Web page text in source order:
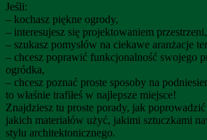
Jeśli:
– kochasz piękne ogrody,
– interesujesz się projektowaniem przestrzeni,
– szukasz pomysłów na ciekawe aranżacje
– chcesz poprawić funkcjonalność swojego
ogródka,
– chcesz poznać proste sposoby na
to właśnie trafiłeś w najlepsze miejsce!
Znajdziesz tu proste porady, jak
jakich materiałów użyć, jakimi sztuczkami
stylu architektonicznego.